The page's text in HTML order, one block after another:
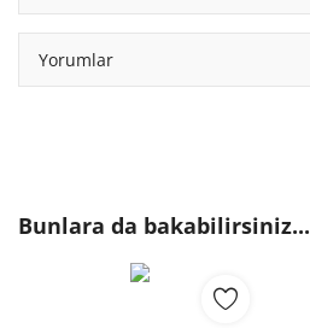
Yorumlar
Bunlara da bakabilirsiniz...